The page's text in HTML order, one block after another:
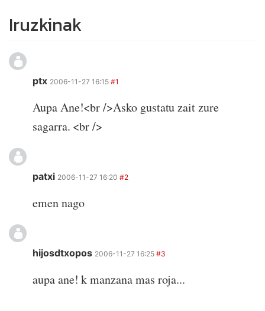
Iruzkinak
ptx 2006-11-27 16:15 #1
Aupa Ane!<br />Asko gustatu zait zure
sagarra. <br />
patxi 2006-11-27 16:20 #2
emen nago
hijosdtxopos 2006-11-27 16:25 #3
aupa ane! k manzana mas roja...